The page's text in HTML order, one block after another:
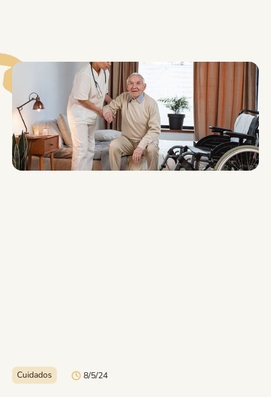
Cuidados 8/5/24